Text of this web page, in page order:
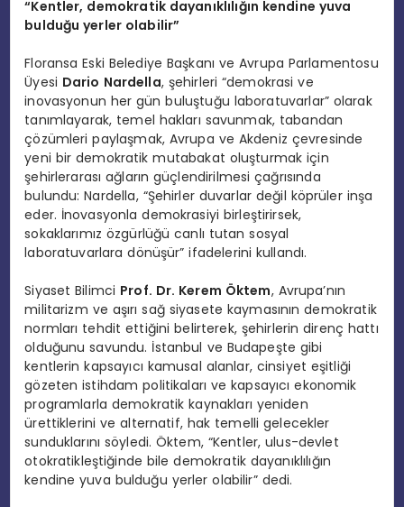
“Kentler, demokratik dayanıklılığın kendine yuva
bulduğu yerler olabilir”
Floransa Eski Belediye Başkanı ve Avrupa Parlamentosu
Üyesi Dario Nardella, şehirleri “demokrasi ve
inovasyonun her gün buluştuğu laboratuvarlar” olarak
tanımlayarak, temel hakları savunmak, tabandan
çözümleri paylaşmak, Avrupa ve Akdeniz çevresinde
yeni bir demokratik mutabakat oluşturmak için
şehirlerarası ağların güçlendirilmesi çağrısında
bulundu: Nardella, “Şehirler duvarlar değil köprüler inşa
eder. İnovasyonla demokrasiyi birleştirirsek,
sokaklarımız özgürlüğü canlı tutan sosyal
laboratuvarlara dönüşür” ifadelerini kullandı.
Siyaset Bilimci Prof. Dr. Kerem Öktem, Avrupa’nın
militarizm ve aşırı sağ siyasete kaymasının demokratik
normları tehdit ettiğini belirterek, şehirlerin direnç hattı
olduğunu savundu. İstanbul ve Budapeşte gibi
kentlerin kapsayıcı kamusal alanlar, cinsiyet eşitliği
gözeten istihdam politikaları ve kapsayıcı ekonomik
programlarla demokratik kaynakları yeniden
ürettiklerini ve alternatif, hak temelli gelecekler
sunduklarını söyledi. Öktem, “Kentler, ulus-devlet
otokratikleştiğinde bile demokratik dayanıklılığın
kendine yuva bulduğu yerler olabilir” dedi.